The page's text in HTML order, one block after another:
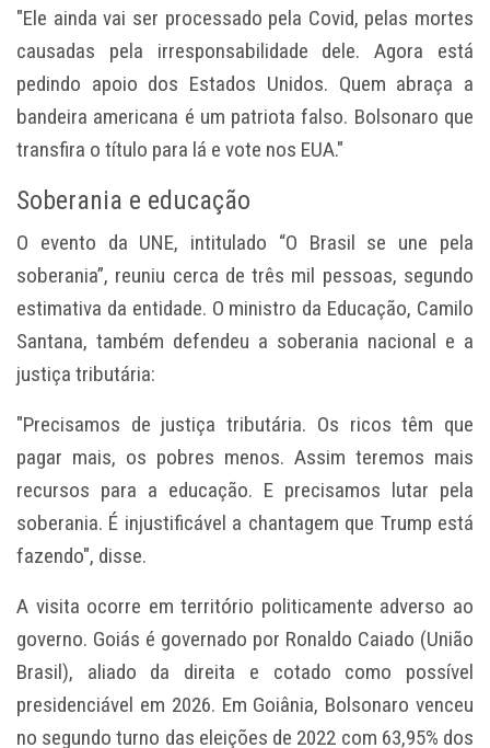
"Ele ainda vai ser processado pela Covid, pelas mortes
causadas pela irresponsabilidade dele. Agora está
pedindo apoio dos Estados Unidos. Quem abraça a
bandeira americana é um patriota falso. Bolsonaro que
transfira o título para lá e vote nos EUA."
Soberania e educação
O evento da UNE, intitulado “O Brasil se une pela
soberania”, reuniu cerca de três mil pessoas, segundo
estimativa da entidade. O ministro da Educação, Camilo
Santana, também defendeu a soberania nacional e a
justiça tributária:
"Precisamos de justiça tributária. Os ricos têm que
pagar mais, os pobres menos. Assim teremos mais
recursos para a educação. E precisamos lutar pela
soberania. É injustificável a chantagem que Trump está
fazendo", disse.
A visita ocorre em território politicamente adverso ao
governo. Goiás é governado por Ronaldo Caiado (União
Brasil), aliado da direita e cotado como possível
presidenciável em 2026. Em Goiânia, Bolsonaro venceu
no segundo turno das eleições de 2022 com 63,95% dos